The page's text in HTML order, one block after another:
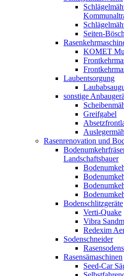
Seiten-
KOMET
Laubentsorgung
sonstige
Greifgabel
Rasenrenovation und
Landschaftsbauer
Bodenschlitzgeräte
Verti-Quake
Vibra
Redexim
Sodenschneider
Rasensämaschinen
Seed-Car